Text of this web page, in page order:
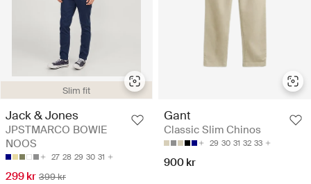
Slim fit
Jack & Jones
JPSTMARCO BOWIE
NOOS
27 28 29 30 31
299 kr 399 kr
Gant
Classic Slim Chinos
29 30 31 32 33
900 kr